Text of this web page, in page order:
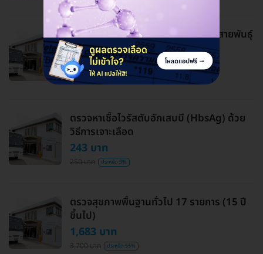
ฉีดวัคซีนป้องกันไข้หวัดใหญ่ 2026 3 สายพันธุ์
1 เข็ม
545 บาท
600 บาท ประหยัด 9%
ตรวจหาเชื้อไวรัสตับอักเสบบี (HbsAg) ด้วย
วิธีการเจาะเลือด
243 บาท
250 บาท ประหยัด 3%
ตรวจสุขภาพพื้นฐานทั่วไป 17 รายการ (15 ปี
ขึ้นไป)
1,683 บาท
3,700 บาท ประหยัด 55%